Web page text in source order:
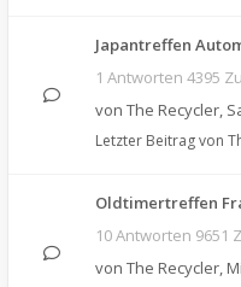
Japantreffen
1 Antworten 4395
von The Recycler,
Letzter Beitrag von
Oldtimertreffen
10 Antworten 9651
von The Recycler,